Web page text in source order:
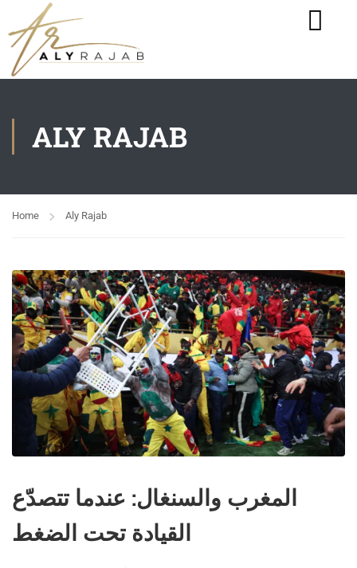
ALY RAJAB
Home Aly Rajab
المغرب والسنغال: عندما تتصدّع
القيادة تحت الضغط